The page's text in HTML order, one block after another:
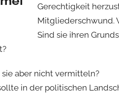
Gerechtigkeit
Mitgliederschwund.
Sind sie ihren
aber nicht vermitteln?
in der politischen